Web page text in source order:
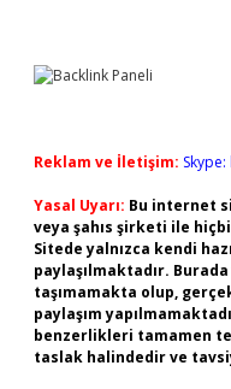
Reklam ve İletişim:
Yasal Uyarı: Bu internet
veya şahıs şirketi ile
Sitede yalnızca kendi
paylaşılmaktadır.
taşımamakta olup,
paylaşım
benzerlikleri tamamen
taslak halindedir ve